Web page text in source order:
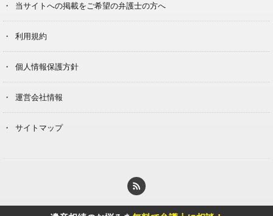
当サイトへの掲載をご希望の弁護士の方へ
利用規約
個人情報保護方針
運営会社情報
サイトマップ
© Copyright 2020 Berg Klein Inc.